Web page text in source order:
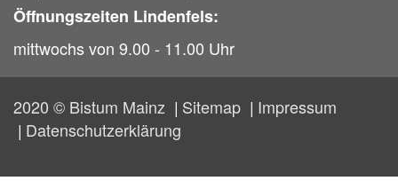
Öffnungszeiten Lindenfels:
mittwochs von 9.00 - 11.00 Uhr
2020 © Bistum Mainz Sitemap
Impressum
Datenschutzerklärung